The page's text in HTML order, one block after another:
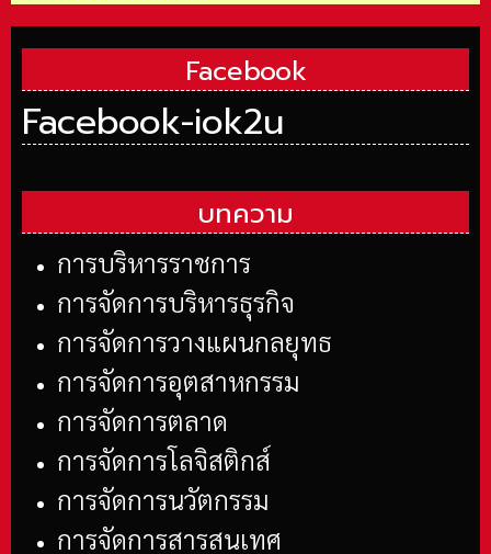
Facebook
Facebook-iok2u
บทความ
การบริหารราชการ
การจัดการบริหารธุรกิจ
การจัดการวางแผนกลยุทธ
การจัดการอุตสาหกรรม
การจัดการตลาด
การจัดการโลจิสติกส์
การจัดการนวัตกรรม
การจัดการสารสนเทศ